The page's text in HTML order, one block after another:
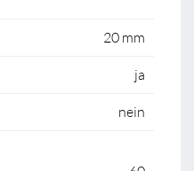
20 mm
ja
nein